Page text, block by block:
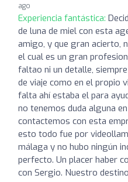
ago
Experiencia fantástica:
de luna de miel con esta
amigo, y que gran acierto,
el cual es un gran
faltao ni un detalle,
de viaje como en el propio
falta ahí estaba el para
no tenemos duda alguna
contactemos con esta
esto todo fue por
málaga y no hubo ningún
perfecto. Un placer haber
con Sergio. Nuestro